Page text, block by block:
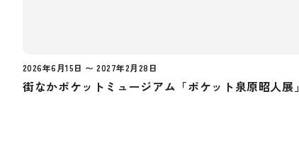
2026年6月15日 〜 2027年2月28日
街なかポケットミュージアム「ポケット泉原昭人展」